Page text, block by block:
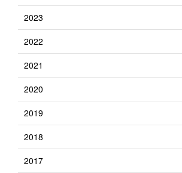
2023
2022
2021
2020
2019
2018
2017